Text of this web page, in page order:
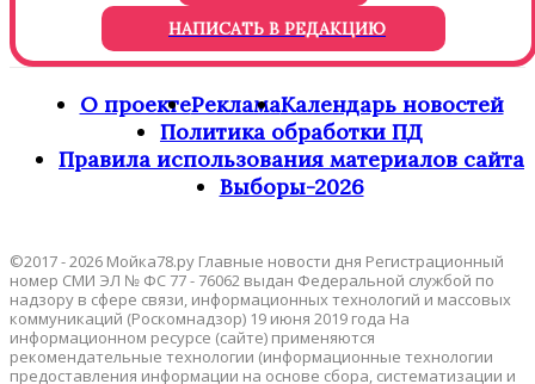
НАПИСАТЬ В РЕДАКЦИЮ
О проектеРекламаКалендарь новостей
Политика обработки ПД
Правила использования материалов сайта
Выборы-2026
©2017 - 2026 Мойка78.ру Главные новости дня Регистрационный
номер СМИ ЭЛ № ФС 77 - 76062 выдан Федеральной службой по
надзору в сфере связи, информационных технологий и массовых
коммуникаций (Роскомнадзор) 19 июня 2019 года На
информационном ресурсе (сайте) применяются
рекомендательные технологии (информационные технологии
предоставления информации на основе сбора, систематизации и